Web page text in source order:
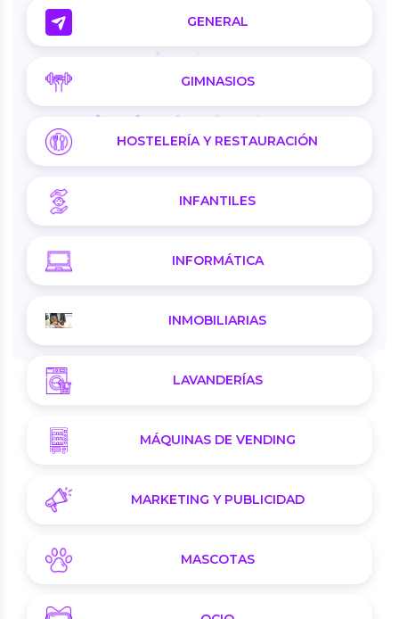
GENERAL
GIMNASIOS
HOSTELERÍA Y RESTAURACIÓN
INFANTILES
INFORMÁTICA
INMOBILIARIAS
LAVANDERÍAS
MÁQUINAS DE VENDING
MARKETING Y PUBLICIDAD
MASCOTAS